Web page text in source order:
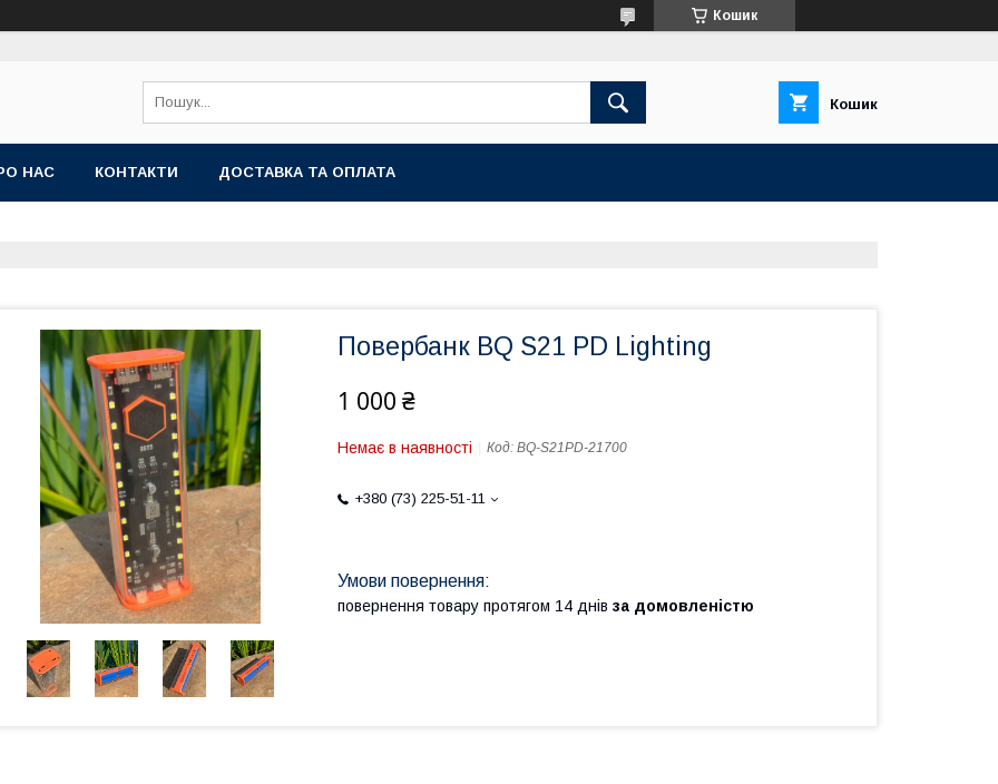
Кошик
Кошик
НАС КОНТАКТИ ДОСТАВКА ТА ОПЛАТА
Повербанк BQ S21 PD Lighting
1 000 ₴
Немає в наявності Код: BQ-S21PD-21700
+380 (73) 225-51-11
повернення товару протягом 14 днів за домовленістю